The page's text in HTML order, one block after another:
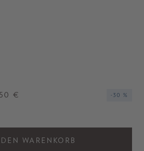
€ -30 %
DEN WARENKORB